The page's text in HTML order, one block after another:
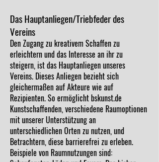
Das Hauptanliegen/Triebfeder des
Vereins
Den Zugang zu kreativem Schaffen zu
erleichtern und das Interesse an ihr zu
steigern, ist das Hauptanliegen unseres
Vereins. Dieses Anliegen bezieht sich
gleichermaßen auf Akteure wie auf
Rezipienten. So ermöglicht bskunst.de
Kunstschaffenden, verschiedene Raumoptionen
mit unserer Unterstützung an
unterschiedlichen Orten zu nutzen, und
Betrachtern, diese barrierefrei zu erleben.
Beispiele von Raumnutzungen sind: